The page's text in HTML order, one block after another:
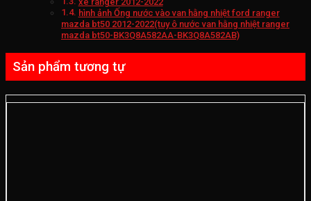
hình ảnh Ống nước vào van hằng nhiệt ford ranger
mazda bt50 2012-2022(tuy ô nước van hằng nhiệt ranger
mazda bt50-BK3Q8A582AA-BK3Q8A582AB)
Sản phẩm tương tự